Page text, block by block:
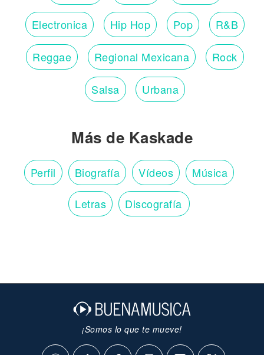
Electronica Hip Hop Pop R&B
Reggae Regional Mexicana Rock
Salsa Urbana
Más de Kaskade
Perfil Biografía Vídeos Música
Letras Discografía
¡Somos lo que te mueve!